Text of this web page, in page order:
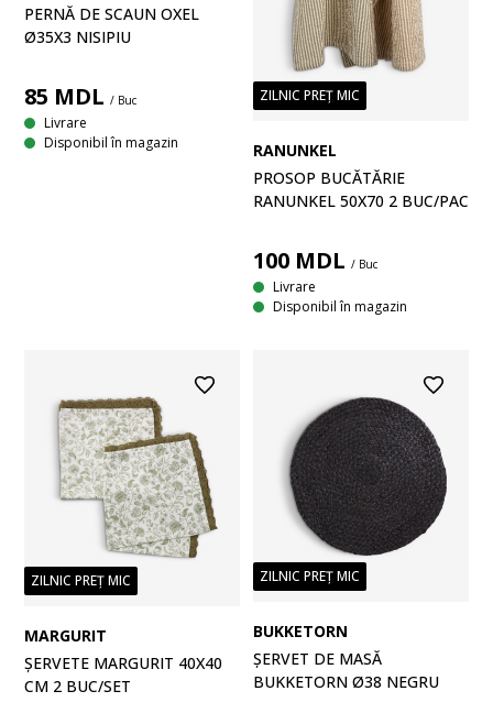
PERNĂ DE SCAUN OXEL
Ø35X3 NISIPIU
85 MDL / Buc
Livrare
Disponibil în magazin
ZILNIC PREȚ MIC
RANUNKEL
PROSOP BUCĂTĂRIE
RANUNKEL 50X70 2 BUC/PAC
100 MDL / Buc
Livrare
Disponibil în magazin
ZILNIC PREȚ MIC
MARGURIT
ȘERVETE MARGURIT 40X40
CM 2 BUC/SET
ZILNIC PREȚ MIC
BUKKETORN
ȘERVET DE MASĂ
BUKKETORN Ø38 NEGRU